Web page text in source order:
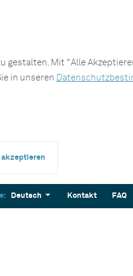
gestalten. Mit "Alle
in unseren
akzeptieren
Deutsch Kontakt FAQ